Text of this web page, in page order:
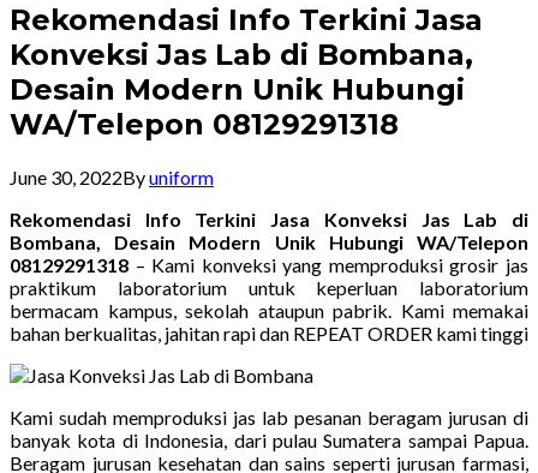
Rekomendasi Info Terkini Jasa
Konveksi Jas Lab di Bombana,
Desain Modern Unik Hubungi
WA/Telepon 08129291318
June 30, 2022Byuniform
Rekomendasi Info Terkini Jasa Konveksi Jas Lab di
Bombana, Desain Modern Unik Hubungi WA/Telepon
08129291318 – Kami konveksi yang memproduksi grosir jas
praktikum laboratorium untuk keperluan laboratorium
bermacam kampus, sekolah ataupun pabrik. Kami memakai
bahan berkualitas, jahitan rapi dan REPEAT ORDER kami tinggi
Kami sudah memproduksi jas lab pesanan beragam jurusan di
banyak kota di Indonesia, dari pulau Sumatera sampai Papua.
Beragam jurusan kesehatan dan sains seperti jurusan farmasi,